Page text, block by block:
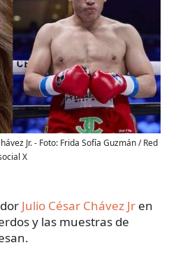
Jr.- Foto: Frida Sofía Guzmán / Red
X
Julio César Chávez Jr en
y las muestras de